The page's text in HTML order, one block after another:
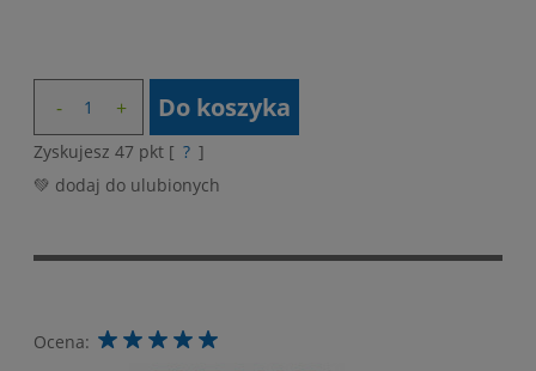
Do koszyka
Zyskujesz 47 pkt [ ? ]
💚 dodaj do ulubionych
Ocena: